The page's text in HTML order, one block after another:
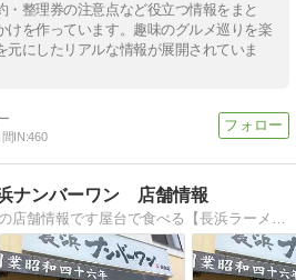
整理券の注意点など役立つ情報をまと
けを作っています。趣味のグルメ巡りを楽
元にしたリアルな情報が展開されていま
間IN:460
ナンバーワン 店舗情報